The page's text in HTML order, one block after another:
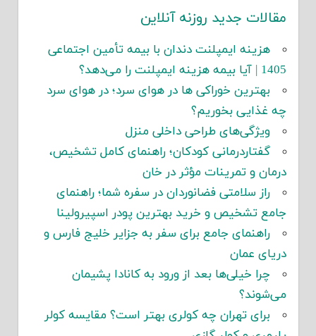
مقالات جدید روزنه آنلاین
هزینه ایمپلنت دندان با بیمه تأمین اجتماعی
1405 | آیا بیمه هزینه ایمپلنت را می‌دهد؟
بهترین خوراکی ها در هوای سرد؛ در هوای سرد
چه غذایی بخوریم؟
ویژگی‌های طراحی داخلی منزل
گفتاردرمانی کودکان؛ راهنمای کامل تشخیص،
درمان و تمرینات مؤثر در خان
راز سلامتی فضانوردان در سفره شما؛ راهنمای
جامع تشخیص و خرید بهترین پودر اسپیرولینا
راهنمای جامع برای سفر به جزایر خلیج فارس و
دریای عمان
چرا خیلی‌ها بعد از ورود به کانادا پشیمان
می‌شوند؟
برای تهران چه کولری بهتر است؟ مقایسه کولر